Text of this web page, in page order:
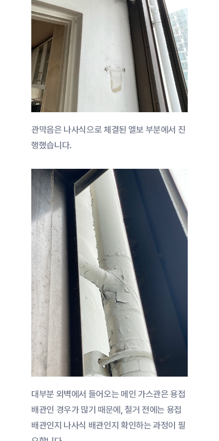
관막음은 나사식으로 체결된 엘보 부분에서 진
행했습니다.
대부분 외벽에서 들어오는 메인 가스관은 용접
배관인 경우가 많기 때문에, 철거 전에는 용접
배관인지 나사식 배관인지 확인하는 과정이 필